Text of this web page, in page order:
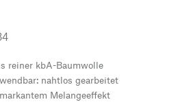
reiner kbA-Baumwolle
nahtlos gearbeitet
Melangeeffekt